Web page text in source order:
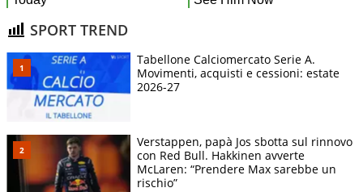
SPORT TREND
Tabellone Calciomercato Serie A.
Movimenti, acquisti e cessioni: estate
2026-27
Verstappen, papà Jos sbotta sul rinnovo
con Red Bull. Hakkinen avverte
McLaren: “Prendere Max sarebbe un
rischio”